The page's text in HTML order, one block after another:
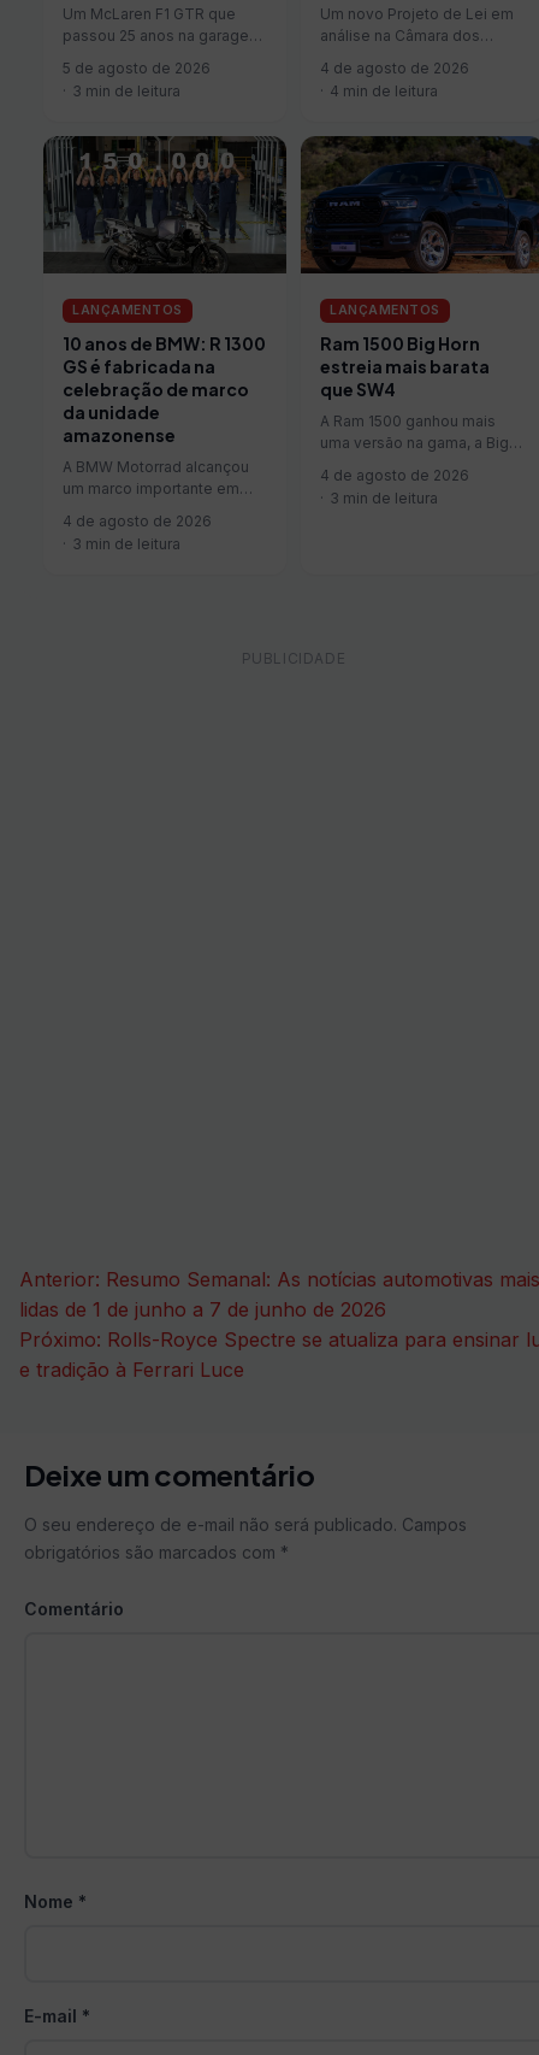
Um McLaren F1 GTR que
passou 25 anos na garagem
Pink Floyd, vai…
5 de agosto de 2026
3 min de leitura
Um novo Projeto de Lei em
análise na Câmara dos
dinâmica de trabalho de…
4 de agosto de 2026
4 min de leitura
LANÇAMENTOS
10 anos de BMW: R 1300
GS é fabricada na
celebração de marco
da unidade
amazonense
A BMW Motorrad alcançou
um marco importante em
produzir a motocicleta de
número…
4 de agosto de 2026
3 min de leitura
LANÇAMENTOS
Ram 1500 Big Horn
estreia mais barata
que SW4
A Ram 1500 ganhou mais
uma versão na gama, a Big
449.990, valor…
4 de agosto de 2026
3 min de leitura
Navegação
de
Post
Anterior: Resumo Semanal: As notícias automotivas mais
lidas de 1 de junho a 7 de junho de 2026
Próximo: Rolls-Royce Spectre se atualiza para ensinar
e tradição à Ferrari Luce
Deixe um comentário
O seu endereço de e-mail não será publicado. Campos
obrigatórios são marcados com *
Comentário
Nome *
E-mail *